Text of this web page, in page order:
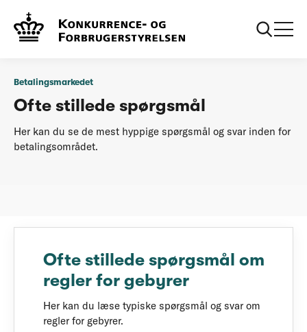
Betalingsmarkedet
Betalingsmarkedet
Ofte stillede spørgsmål
Her kan du se de mest hyppige spørgsmål og svar inden for
betalingsområdet.
Ofte stillede spørgsmål om
regler for gebyrer
Her kan du læse typiske spørgsmål og svar om
regler for gebyrer.